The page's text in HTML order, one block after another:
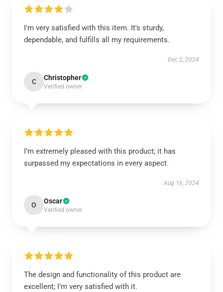
I'm very satisfied with this item. It's sturdy,
dependable, and fulfills all my requirements.
Dec 2, 2024
C Christopher
Verified owner
I’m extremely pleased with this product; it has
surpassed my expectations in every aspect.
Aug 16, 2024
O Oscar
Verified owner
The design and functionality of this product are
excellent; I’m very satisfied with it.